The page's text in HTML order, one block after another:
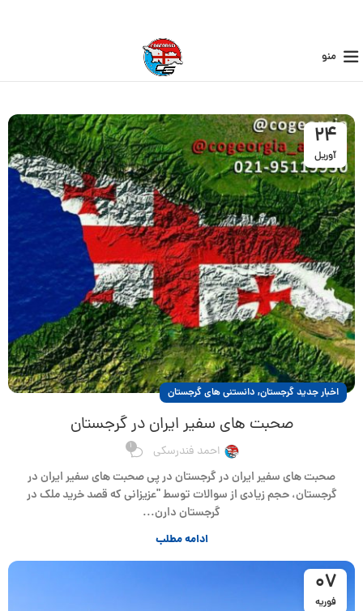
منو
24
آوریل
اخبار جدید گرجستان, دانستنی های گرجستان
صحبت های سفیر ایران در گرجستان
احمد فندرسکی 1
صحبت های سفیر ایران در گرجستان در پی صحبت های سفیر ایران در
گرجستان، حجم زیادی از سوالات توسط "عزیزانی که قصد خرید ملک در
گرجستان دارن...
ادامه مطلب
07
فوریه